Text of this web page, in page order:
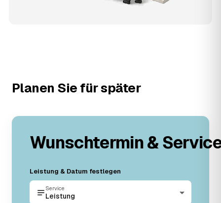
Planen Sie für später
Wunschtermin &
Leistung & Datum festlegen
Service
Leistung